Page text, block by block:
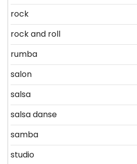
rock
rock and roll
rumba
salon
salsa
salsa danse
samba
studio